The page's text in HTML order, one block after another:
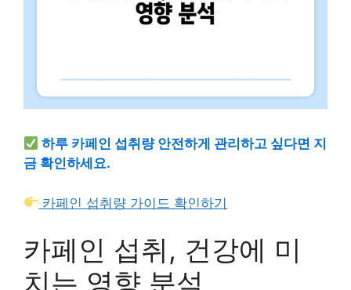
하루 카페인 섭취량 안전하게 관리하고 싶다면 지
금 확인하세요.
카페인 섭취량 가이드 확인하기
카페인 섭취, 건강에 미
치는 영향 분석